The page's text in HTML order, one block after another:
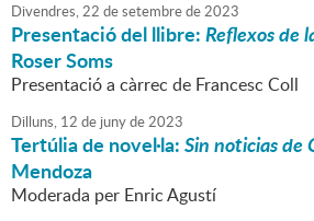
Divendres,22 desetembrede2023
Presentació del llibre:Reflexos de
Roser Soms
Presentació a càrrec de Francesc Coll
Dilluns, 12 de junyde2023
Tertúlia de novel·la:Sin noticias de
Mendoza
Moderada per Enric Agustí